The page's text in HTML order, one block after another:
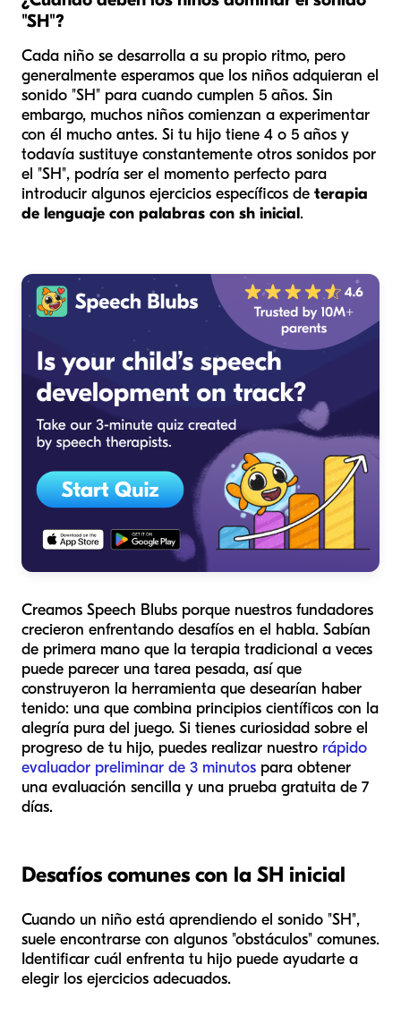
"SH"?
Cada niño se desarrolla a su propio ritmo, pero
generalmente esperamos que los niños adquieran el
sonido "SH" para cuando cumplen 5 años. Sin
embargo, muchos niños comienzan a experimentar
con él mucho antes. Si tu hijo tiene 4 o 5 años y
todavía sustituye constantemente otros sonidos por
el "SH", podría ser el momento perfecto para
introducir algunos ejercicios específicos de terapia
de lenguaje con palabras con sh inicial.
Creamos Speech Blubs porque nuestros fundadores
crecieron enfrentando desafíos en el habla. Sabían
de primera mano que la terapia tradicional a veces
puede parecer una tarea pesada, así que
construyeron la herramienta que desearían haber
tenido: una que combina principios científicos con la
alegría pura del juego. Si tienes curiosidad sobre el
progreso de tu hijo, puedes realizar nuestro rápido
evaluador preliminar de 3 minutos para obtener
una evaluación sencilla y una prueba gratuita de 7
días.
Desafíos comunes con la SH inicial
Cuando un niño está aprendiendo el sonido "SH",
suele encontrarse con algunos "obstáculos" comunes.
Identificar cuál enfrenta tu hijo puede ayudarte a
elegir los ejercicios adecuados.